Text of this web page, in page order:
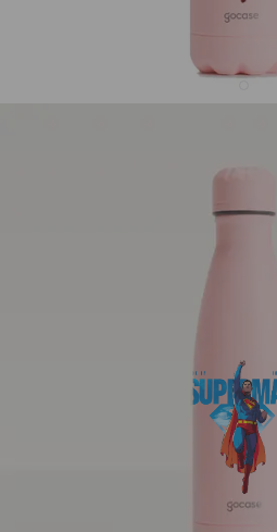
Garrafa Térmica Urban +
Garrafa Térmica Urban a partir de
R$119,90